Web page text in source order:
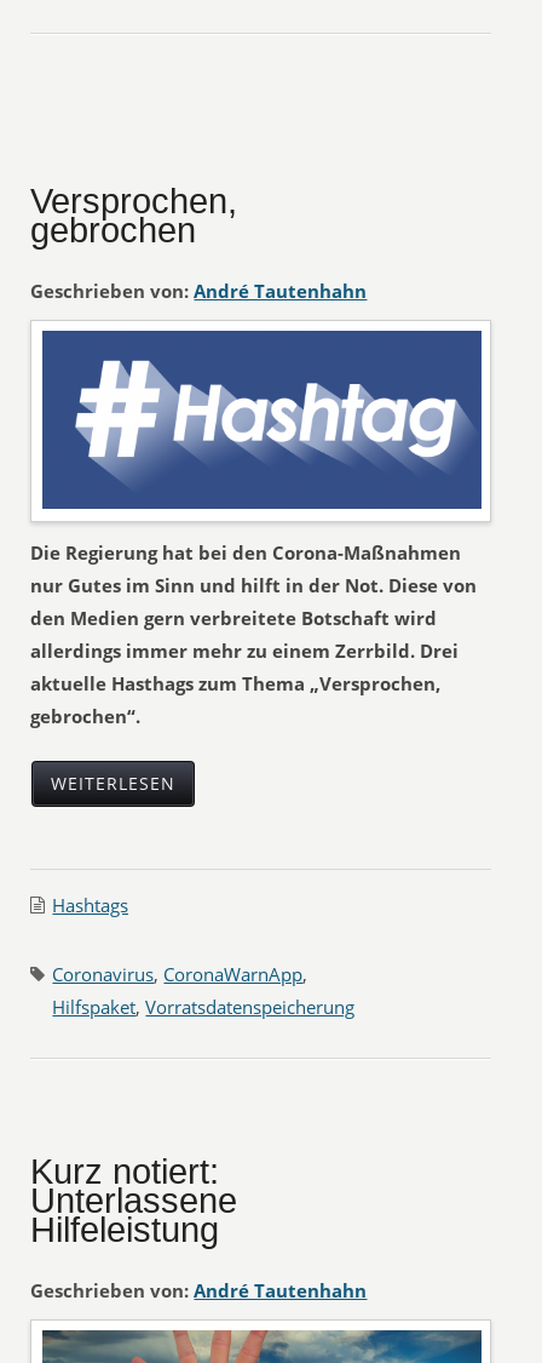
Versprochen,
gebrochen
Geschrieben von: André Tautenhahn
Die Regierung hat bei den Corona-Maßnahmen
nur Gutes im Sinn und hilft in der Not. Diese von
den Medien gern verbreitete Botschaft wird
allerdings immer mehr zu einem Zerrbild. Drei
aktuelle Hasthags zum Thema „Versprochen,
gebrochen“.
WEITERLESEN
Hashtags
Coronavirus, CoronaWarnApp,
Hilfspaket,Vorratsdatenspeicherung
Kurz notiert:
Unterlassene
Hilfeleistung
Geschrieben von: André Tautenhahn